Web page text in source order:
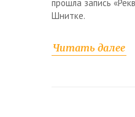
прошла запись
Шнитке.
Читать далее